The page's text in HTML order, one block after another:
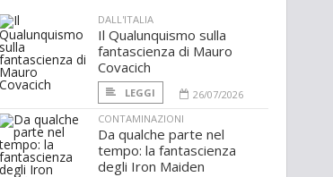
DALL'ITALIA
Il Qualunquismo sulla
fantascienza di Mauro
Covacich
LEGGI
26/07/2026
CONTAMINAZIONI
Da qualche parte nel
tempo: la fantascienza
degli Iron Maiden